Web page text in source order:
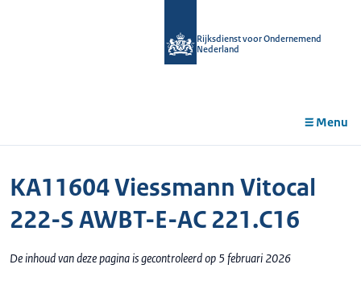
Rijksdienst voor Ondernemend
Nederland
Menu
KA11604 Viessmann Vitocal
222-S AWBT-E-AC 221.C16
De inhoud van deze pagina is gecontroleerd op 5 februari 2026